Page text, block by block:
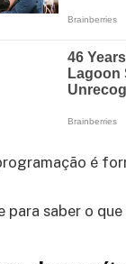
é
para saber o